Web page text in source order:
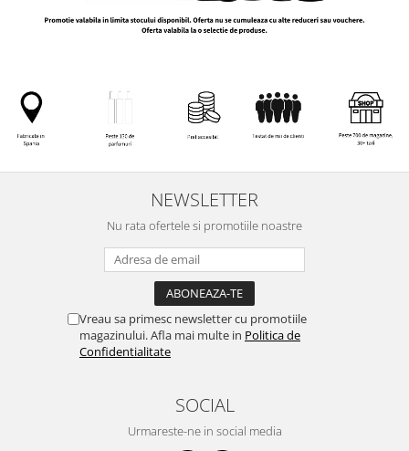
NEWSLETTER
Nu rata ofertele si promotiile noastre
Vreau sa primesc newsletter cu promotiile
magazinului. Afla mai multe in Politica de
Confidentialitate
SOCIAL
Urmareste-ne in social media